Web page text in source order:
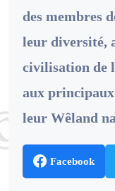
des membres
leur diversité,
civilisation de
aux principaux
leur Wêland
Facebook